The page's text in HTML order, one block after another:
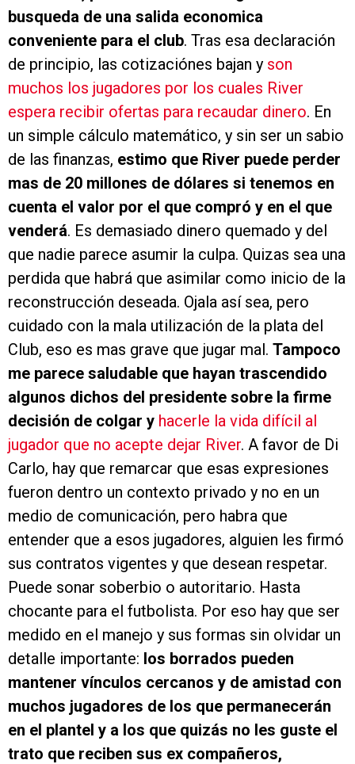
busqueda de una salida economica
conveniente para el club. Tras esa declaración
de principio, las cotizaciónes bajan y son
muchos los jugadores por los cuales River
espera recibir ofertas para recaudar dinero. En
un simple cálculo matemático, y sin ser un sabio
de las finanzas, estimo que River puede perder
mas de 20 millones de dólares si tenemos en
cuenta el valor por el que compró y en el que
venderá. Es demasiado dinero quemado y del
que nadie parece asumir la culpa. Quizas sea una
perdida que habrá que asimilar como inicio de la
reconstrucción deseada. Ojala así sea, pero
cuidado con la mala utilización de la plata del
Club, eso es mas grave que jugar mal. Tampoco
me parece saludable que hayan trascendido
algunos dichos del presidente sobre la firme
decisión de colgar y hacerle la vida difícil al
jugador que no acepte dejar River. A favor de Di
Carlo, hay que remarcar que esas expresiones
fueron dentro un contexto privado y no en un
medio de comunicación, pero habra que
entender que a esos jugadores, alguien les firmó
sus contratos vigentes y que desean respetar.
Puede sonar soberbio o autoritario. Hasta
chocante para el futbolista. Por eso hay que ser
medido en el manejo y sus formas sin olvidar un
detalle importante: los borrados pueden
mantener vínculos cercanos y de amistad con
muchos jugadores de los que permanecerán
en el plantel y a los que quizás no les guste el
trato que reciben sus ex compañeros,